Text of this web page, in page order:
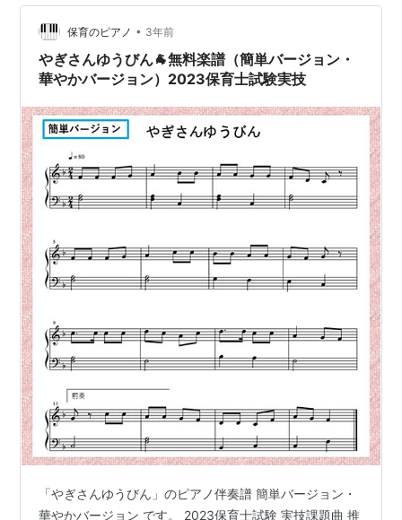
っとエンドレスに続きます。 メロディーも可愛らしくて
とぼけていて、もう最高です^^; 頭の中で歌っているだけ
で幸せになります。 中毒性があります。 で、なにかしな
くちゃいけないことや頼まれたこ…
保育のピアノ • 3年前
やぎさんゆうびん🐐無料楽譜（簡単バージョン・
華やかバージョン）2023保育士試験実技
「やぎさんゆうびん」のピアノ伴奏譜 簡単バージョン・
華やかバージョン です。 2023保育士試験 実技課題曲 推